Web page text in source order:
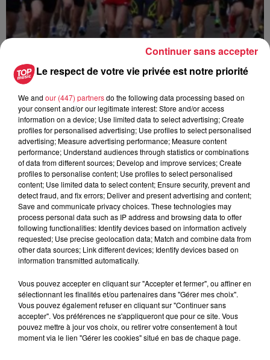
Ajouter à votre calendrier
Date
du26 mai 2018 à 0h00
au 26 mai 2018 à 0h00
Lieu Scherwiller (67)
Tarif Gratuit
Le respect de votre vie privée est notre priorité
We and our (447) partnersdo the following data processing based on
your consent and/or our legitimate interest: Store and/or access
information on a device; Use limited data to select advertising; Create
profiles for personalised advertising; Use profiles to select personalised
advertising; Measure advertising performance; Measure content
performance; Understand audiences through statistics or combinations
of data from different sources; Develop and improve services; Create
profiles to personalise content; Use profiles to select personalised
content; Use limited data to select content; Ensure security, prevent and
detect fraud, and fix errors; Deliver and present advertising and content;
Save and communicate privacy choices. These technologies may
process personal data such as IP address and browsing data to offer
following functionalities: Identify devices based on information actively
requested; Use precise geolocation data; Match and combine data from
other data sources; Link different devices; Identify devices based on
information transmitted automatically.
Vous pouvez accepter en cliquant sur "Accepter et fermer", ou affiner en
sélectionnant les finalités et/ou partenaires dans "Gérer mes choix".
Vous pouvez également refuser en cliquant sur "Continuer sans
accepter". Vos préférences ne s'appliqueront que pour ce site. Vous
pouvez mettre à jour vos choix, ou retirer votre consentement à tout
moment via le lien "Gérer les cookies" situé en bas de chaque page.
Continuer sans accepter